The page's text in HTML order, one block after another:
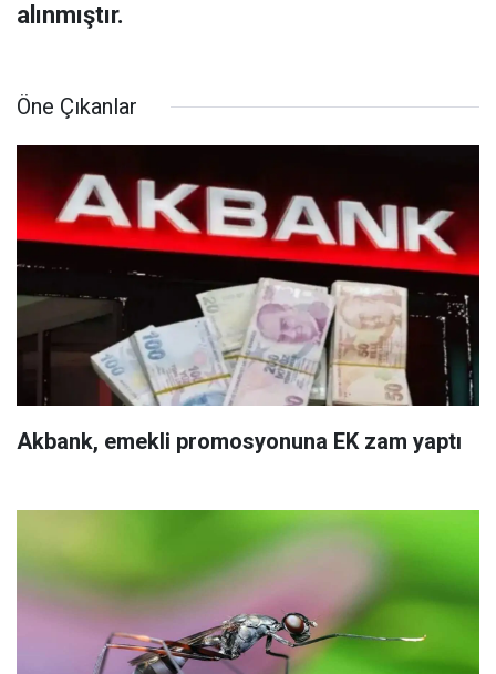
alınmıştır.
Öne Çıkanlar
Akbank, emekli promosyonuna EK zam yaptı